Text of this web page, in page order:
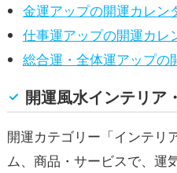
金運アップの開運カレン
仕事運アップの開運カレ
総合運・全体運アップの
開運風水インテリア・雑貨で運気アップ
開運カテゴリー「インテリ
ム、商品・サービスで、運